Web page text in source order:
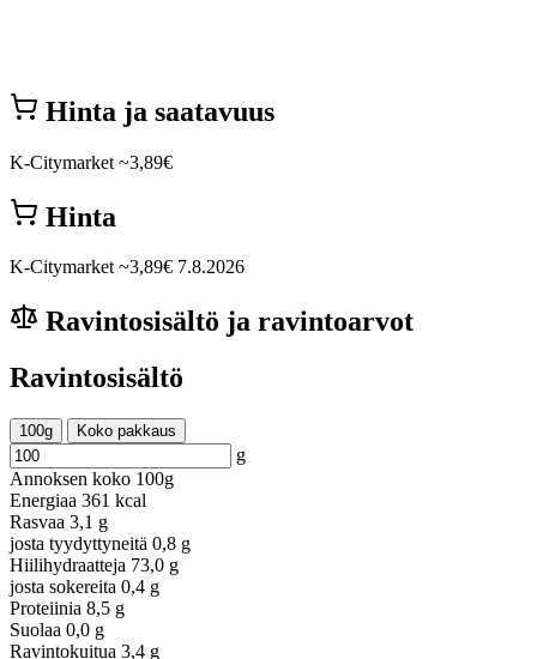
Hinta ja saatavuus
K-Citymarket ~3,89€
Hinta
K-Citymarket ~3,89€ 7.8.2026
Ravintosisältö ja ravintoarvot
Ravintosisältö
100g Koko pakkaus
g
Annoksen koko 100g
Energiaa 361 kcal
Rasvaa 3,1 g
josta tyydyttyneitä 0,8 g
Hiilihydraatteja 73,0 g
josta sokereita 0,4 g
Proteiinia 8,5 g
Suolaa 0,0 g
Ravintokuitua 3,4 g